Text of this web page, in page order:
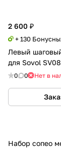
2 600 ₽
+ 130
Левый
для Sovol SV08
0 0 Нет в
Набор сопео